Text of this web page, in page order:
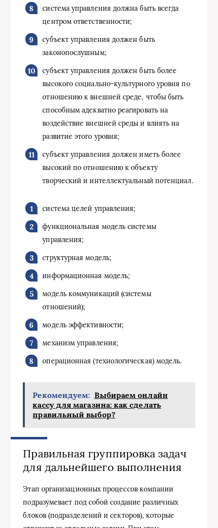
система управления должна быть всегда
центром ответственности;
субъект управления должен быть
законопослушным;
субъект управления должен быть более
высокого социально-культурного уровня по
отношению к внешней среде, чтобы быть
способным адекватно реагировать на
воздействие внешней среды и влиять на
развитие этого уровня;
субъект управления должен иметь более
высокий по отношению к объекту
творческий и интеллектуальный потенциал.
система целей управления;
функциональная модель системы
управления;
структурная модель;
информационная модель;
модель коммуникаций (системы
отношений);
модель эффективности;
механизм управления;
операционная (технологическая) модель.
Рекомендуем: Выбираем онлайн
кассу для магазина: как сделать
правильный выбор?
Правильная группировка задач
для дальнейшего выполнения
Этап организационных процессов компании
подразумевает под собой создание различных
блоков (подразделений и секторов), которые